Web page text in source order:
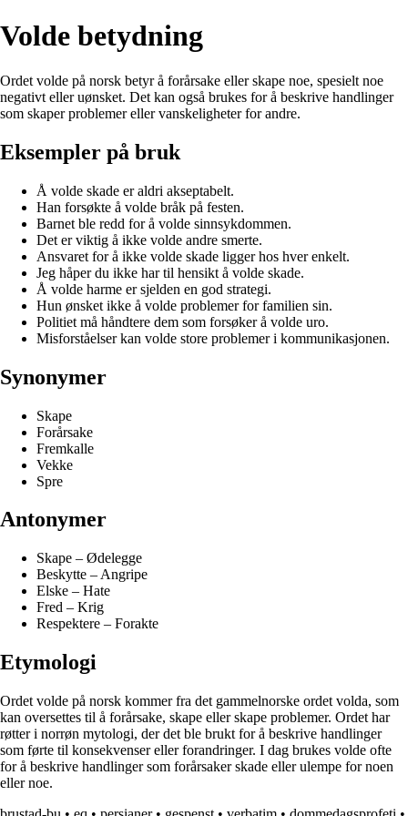
Volde betydning
Ordet volde på norsk betyr å forårsake eller skape noe, spesielt noe
negativt eller uønsket. Det kan også brukes for å beskrive handlinger
som skaper problemer eller vanskeligheter for andre.
Eksempler på bruk
Å volde skade er aldri akseptabelt.
Han forsøkte å volde bråk på festen.
Barnet ble redd for å volde sinnsykdommen.
Det er viktig å ikke volde andre smerte.
Ansvaret for å ikke volde skade ligger hos hver enkelt.
Jeg håper du ikke har til hensikt å volde skade.
Å volde harme er sjelden en god strategi.
Hun ønsket ikke å volde problemer for familien sin.
Politiet må håndtere dem som forsøker å volde uro.
Misforståelser kan volde store problemer i kommunikasjonen.
Synonymer
Skape
Forårsake
Fremkalle
Vekke
Spre
Antonymer
Skape – Ødelegge
Beskytte – Angripe
Elske – Hate
Fred – Krig
Respektere – Forakte
Etymologi
Ordet volde på norsk kommer fra det gammelnorske ordet volda, som
kan oversettes til å forårsake, skape eller skape problemer. Ordet har
røtter i norrøn mytologi, der det ble brukt for å beskrive handlinger
som førte til konsekvenser eller forandringer. I dag brukes volde ofte
for å beskrive handlinger som forårsaker skade eller ulempe for noen
eller noe.